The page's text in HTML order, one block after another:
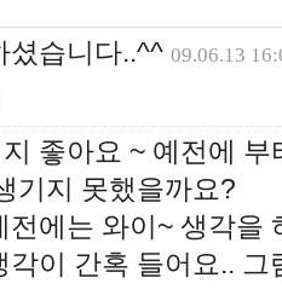
셨습니다..^^ 09.06.13
좋아요 ~ 예전에
기지 못했을까요?
전에는 와이~ 생각을
각이 간혹 들어요..